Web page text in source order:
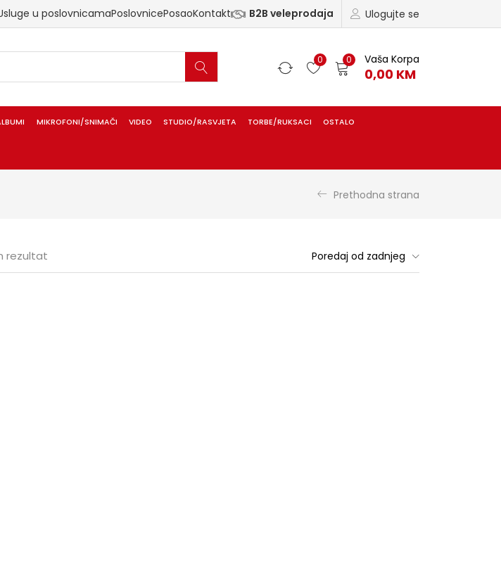
Ulogujte se
u poslovnicamaPoslovnicePosaoKontakt B2B veleprodaja
0 0 Vaša Korpa
0,00 KM
MIKROFONI/SNIMAČI VIDEO STUDIO/RASVJETA TORBE/RUKSACI OSTALO
Prethodna strana
rezultat Poredaj od zadnjeg